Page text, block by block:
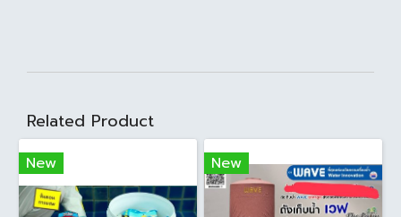
Related Product
New New